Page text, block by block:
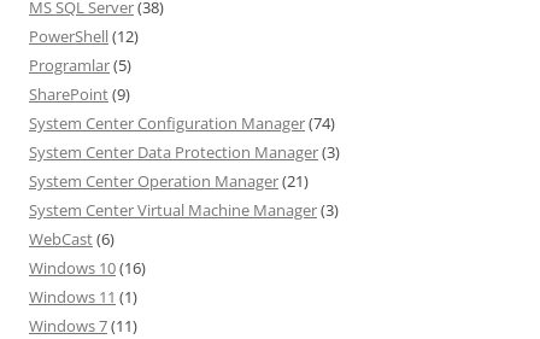
MS SQL Server(38)
PowerShell(12)
Programlar(5)
SharePoint(9)
System Center Configuration Manager(74)
System Center Data Protection Manager(3)
System Center Operation Manager(21)
System Center Virtual Machine Manager(3)
WebCast(6)
Windows 10(16)
Windows 11 (1)
Windows 7(11)